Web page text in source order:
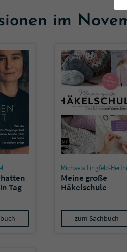
im
Tag
Michaela Lingfeld-
Meine große
Häkelschule
zum Sachbuch